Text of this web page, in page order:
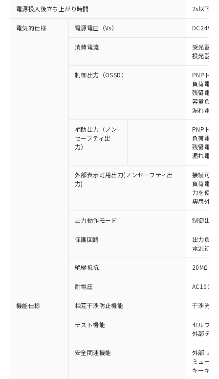
電源投入後立ち上がり時間 2s以下(
電気的仕様 電源電圧（Vs）
消費電流
受光器:
投光器:
制御出力（OSSD）
PNPトラ
負荷電流
残留電圧
容量負荷
漏れ電流
補助出力（ノン
セーフティ出
力）
PNPトラ
負荷電流
残留電圧
漏れ電流
外部表示灯用出力(ノンセーフティ出
力)
接続可能
負荷電流
力を使用
専用外部
出力動作モード 制御出力
保護回路
出力負荷
電源逆接
絶縁抵抗 20MΩ以
耐電圧
機能仕様 相互干渉防止機能 干渉光回
テスト機能
セルフテ
外部テス
安全関連機能
外部リレ
ミューテ
キーキャ
ご利用条件
非含有に対応した製品が提供可能な商品で
有に対応した製品に切り替える予定のある